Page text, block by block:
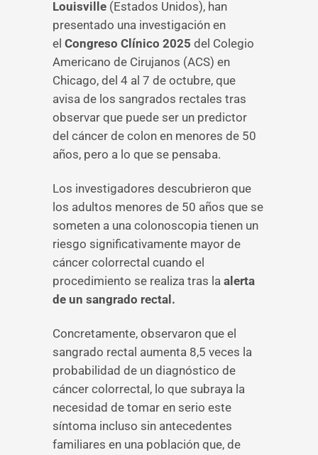
Louisville (Estados Unidos), han
presentado una investigación en
el Congreso Clínico 2025 del Colegio
Americano de Cirujanos (ACS) en
Chicago, del 4 al 7 de octubre, que
avisa de los sangrados rectales tras
observar que puede ser un predictor
del cáncer de colon en menores de 50
años, pero a lo que se pensaba.
Los investigadores descubrieron que
los adultos menores de 50 años que se
someten a una colonoscopia tienen un
riesgo significativamente mayor de
cáncer colorrectal cuando el
procedimiento se realiza tras la alerta
de un sangrado rectal.
Concretamente, observaron que el
sangrado rectal aumenta 8,5 veces la
probabilidad de un diagnóstico de
cáncer colorrectal, lo que subraya la
necesidad de tomar en serio este
síntoma incluso sin antecedentes
familiares en una población que, de